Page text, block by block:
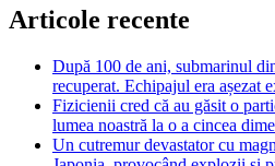
Articole recente
După 100 de ani, submarinul
recuperat. Echipajul era așezat
Fizicienii cred că au găsit o
lumea noastră la o a cincea
Un cutremur devastator cu